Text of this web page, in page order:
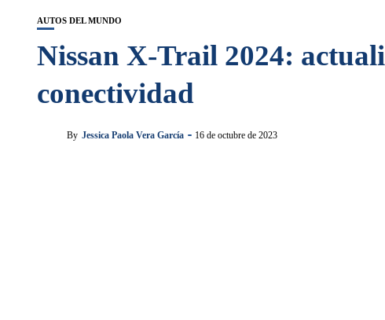
AUTOS DEL MUNDO
Nissan X-Trail 2024:
conectividad
By Jessica Paola Vera García 16 de octubre de 2023